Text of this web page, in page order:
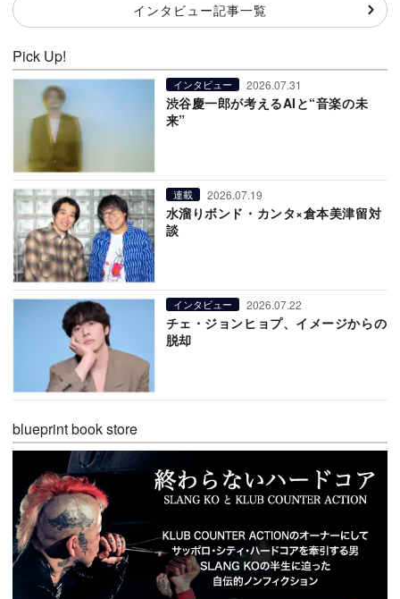
インタビュー記事一覧
Pick Up!
インタビュー 2026.07.31
渋谷慶一郎が考えるAIと“音楽の未
来”
連載 2026.07.19
水溜りボンド・カンタ×倉本美津留対
談
インタビュー 2026.07.22
チェ・ジョンヒョプ、イメージからの
脱却
blueprint book store